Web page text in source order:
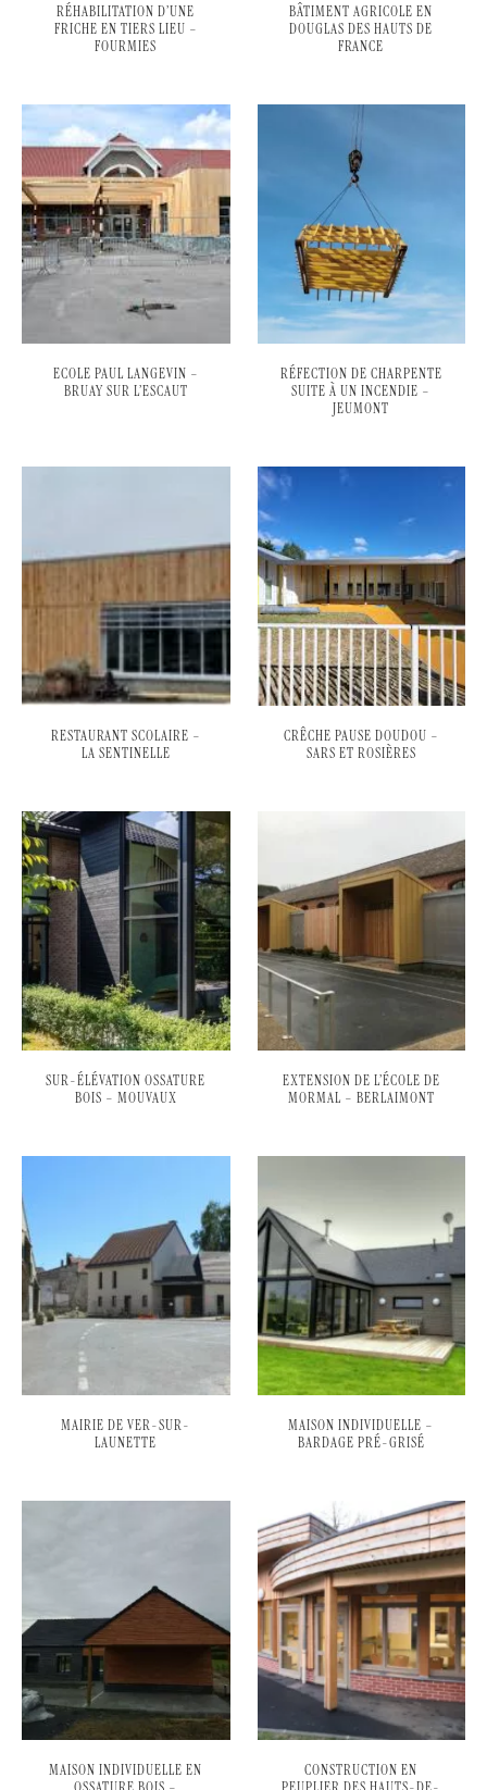
RÉHABILITATION D’UNE
FRICHE EN TIERS LIEU –
FOURMIES
BÂTIMENT AGRICOLE EN
DOUGLAS DES HAUTS DE
FRANCE
ECOLE PAUL LANGEVIN –
BRUAY SUR L’ESCAUT
RÉFECTION DE CHARPENTE
SUITE À UN INCENDIE –
JEUMONT
RESTAURANT SCOLAIRE –
LA SENTINELLE
CRÊCHE PAUSE DOUDOU –
SARS ET ROSIÈRES
SUR-ÉLÉVATION OSSATURE
BOIS – MOUVAUX
EXTENSION DE L’ÉCOLE DE
MORMAL – BERLAIMONT
MAIRIE DE VER-SUR-
LAUNETTE
MAISON INDIVIDUELLE –
BARDAGE PRÉ-GRISÉ
MAISON INDIVIDUELLE EN
CONSTRUCTION EN